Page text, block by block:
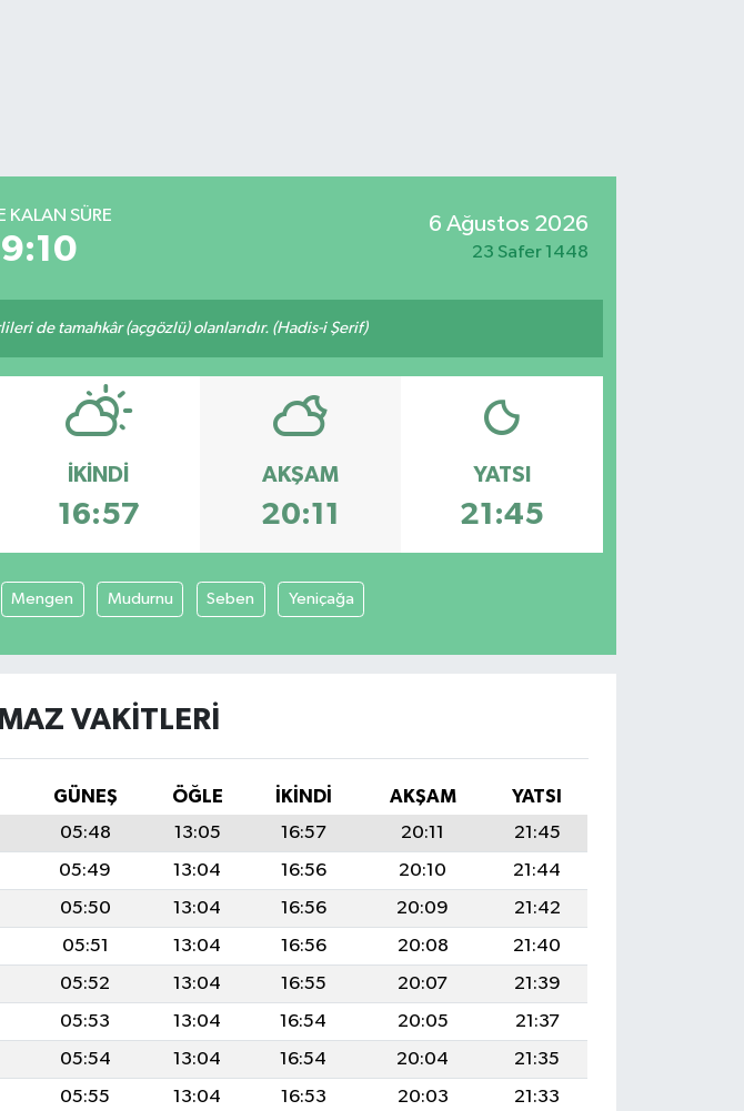
KALAN SÜRE 6 Ağustos 2026
23 Safer 1448
de tamahkâr (açgözlü) olanlarıdır. (Hadis-i Şerif)
İKINDI
16:57
AKŞAM
20:11
YATSI
21:45
Mengen Mudurnu Seben Yeniçağa
VAKITLERI
GÜNEŞ ÖĞLE İKINDI AKŞAM
YATSI
05:48 13:05 16:57 20:11
21:45
05:49 13:04 16:56 20:10
21:44
05:50 13:04 16:56 20:09
21:42
05:51 13:04 16:56 20:08
21:40
05:52 13:04 16:55 20:07
21:39
05:53 13:04 16:54 20:05
21:37
05:54 13:04 16:54 20:04
21:35
05:55 13:04 16:53 20:03
21:33